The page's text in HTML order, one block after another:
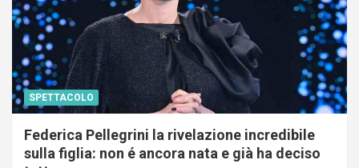
SPETTACOLO
Federica Pellegrini la rivelazione incredibile
sulla figlia: non é ancora nata e già ha deciso